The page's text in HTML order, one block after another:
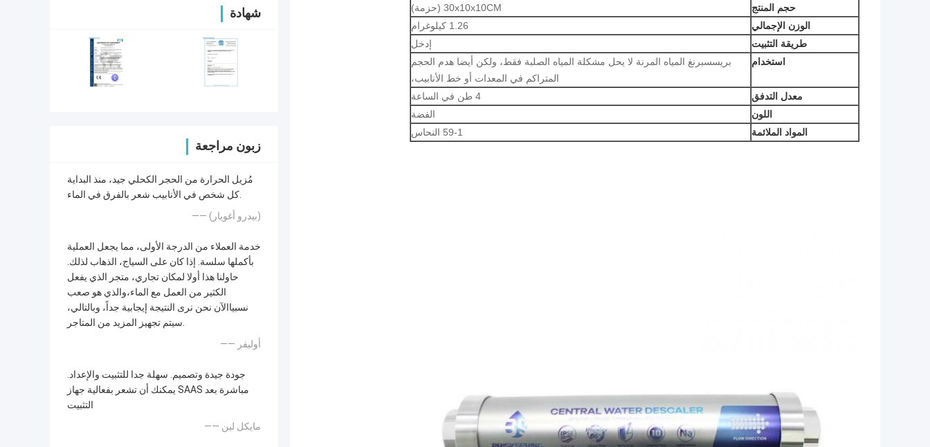
شهادة
زبون مراجعة
مُزيل الحرارة من الحجر الكحلي جيد، منذ البداية
كل شخص في الأنابيب شعر بالفرق في الماء.
—— (بيدرو أغويار)
خدمة العملاء من الدرجة الأولى، مما يجعل العملية
بأكملها سلسة. إذا كان على السياج، الذهاب لذلك.
حاولنا هذا أولا لمكان تجاري، متجر الذي يفعل
الكثير من العمل مع الماء،والذي هو صعب
نسبياالآن نحن نرى النتيجة إيجابية جداً، وبالتالي،
سيتم تجهيز المزيد من المتاجر.
—— أوليفر
جودة جيدة وتصميم. سهلة جدا للتثبيت والإعداد.
يمكنك أن تشعر بفعالية جهاز SAAS مباشرة بعد
التثبيت
—— مايكل لين
حجم المنتج
30x10x10CM (حزمة)
الوزن الإجمالي
1.26 كيلوغرام
طريقة التثبيت
إدخل
استخدام
بريسسبرنغ المياه المرنة لا يحل مشكلة المياه الصلبة فقط، ولكن أيضا هدم الحجم
المتراكم في المعدات أو خط الأنابيب،
معدل التدفق
4 طن في الساعة
اللون
الفضة
المواد الملائمة
59-1 النحاس